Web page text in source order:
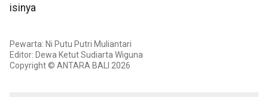
isinya
Pewarta: Ni Putu Putri Muliantari
Editor: Dewa Ketut Sudiarta Wiguna
Copyright © ANTARA BALI 2026